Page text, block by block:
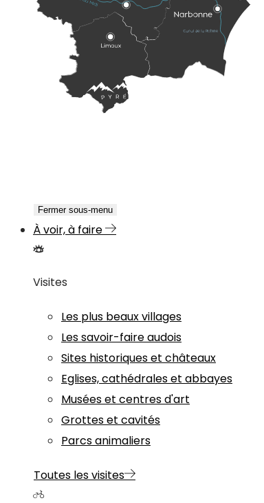
Fermer sous-menu
À voir, à faire
Visites
Les plus beaux villages
Les savoir-faire audois
Sites historiques et châteaux
Eglises, cathédrales et abbayes
Musées et centres d'art
Grottes et cavités
Parcs animaliers
Toutes les visites